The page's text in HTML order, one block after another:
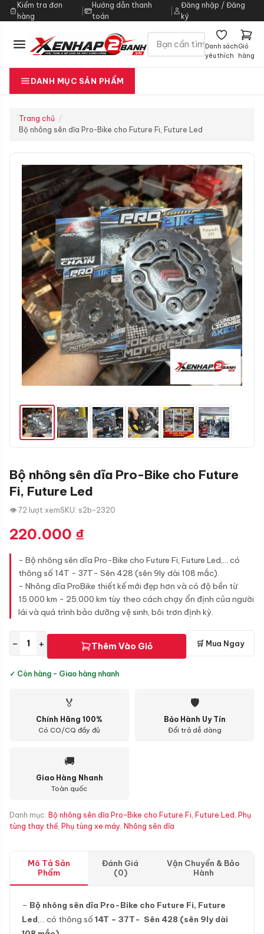
Kiểm tra đơn
hàng
|
Hướng dẫn thanh
toán
Đăng nhập / Đăng
ký
Danh sách
yêu thích
Giỏ
hàng
DANH MỤC SẢN PHẨM
Trang chủ
Bộ nhông sên dĩa Pro-Bike cho Future Fi, Future Led
Bộ nhông sên dĩa Pro-Bike cho Future
Fi, Future Led
👁 72 lượt xemSKU: s2b-2320
220.000 ₫
- Bộ nhông sên dĩa Pro-Bike cho Future Fi, Future Led,… có
thông số 14T - 37T- Sên 428 (sên 9ly dài 108 mắc).
- Nhông dĩa ProBike thiết kế mới đẹp hơn và có độ bền từ
15.000 km - 25.000 km tùy theo cách chạy ổn định của người
lái và quá trình bảo dưỡng vệ sinh, bôi trơn định kỳ.
− + Thêm Vào Giỏ 🛒 Mua Ngay
✓ Còn hàng - Giao hàng nhanh
🏅
Chính Hãng 100%
Có CO/CQ đầy đủ
🛡
Bảo Hành Uy Tín
Đổi trả dễ dàng
🚚
Giao Hàng Nhanh
Toàn quốc
Danh mục: Bộ nhông sên dĩa Pro-Bike cho Future Fi, Future Led , Phụ
tùng thay thế, Phụ tùng xe máy, Nhông sên dĩa
Mô Tả Sản
Phẩm
Đánh Giá
(0)
Vận Chuyển & Bảo
Hành
– Bộ nhông sên dĩa Pro-Bike cho Future Fi, Future
Led,… có thông số 14T – 37T- Sên 428 (sên 9ly dài